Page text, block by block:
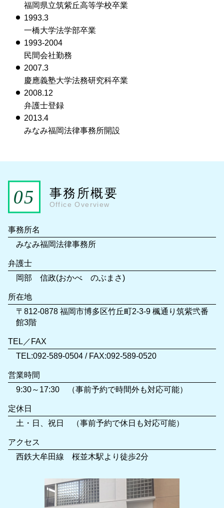
福岡県立筑紫丘高等学校卒業
1993.3
一橋大学法学部卒業
1993-2004
民間会社勤務
2007.3
慶應義塾大学法務研究科卒業
2008.12
弁護士登録
2013.4
みなみ福岡法律事務所開設
事務所概要
Office Overview
事務所名
みなみ福岡法律事務所
弁護士
岡部 信政(おかべ のぶまさ)
所在地
〒812-0878 福岡市博多区竹丘町2-3-9 楓通り筑紫弐番
館3階
TEL／FAX
TEL:092-589-0504 / FAX:092-589-0520
営業時間
9:30～17:30 （事前予約で時間外も対応可能）
定休日
土・日、祝日 （事前予約で休日も対応可能）
アクセス
西鉄大牟田線 桜並木駅より徒歩2分